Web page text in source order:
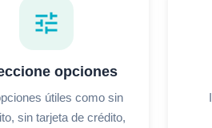
tune
opciones
útiles como sin
sin tarjeta de crédito,